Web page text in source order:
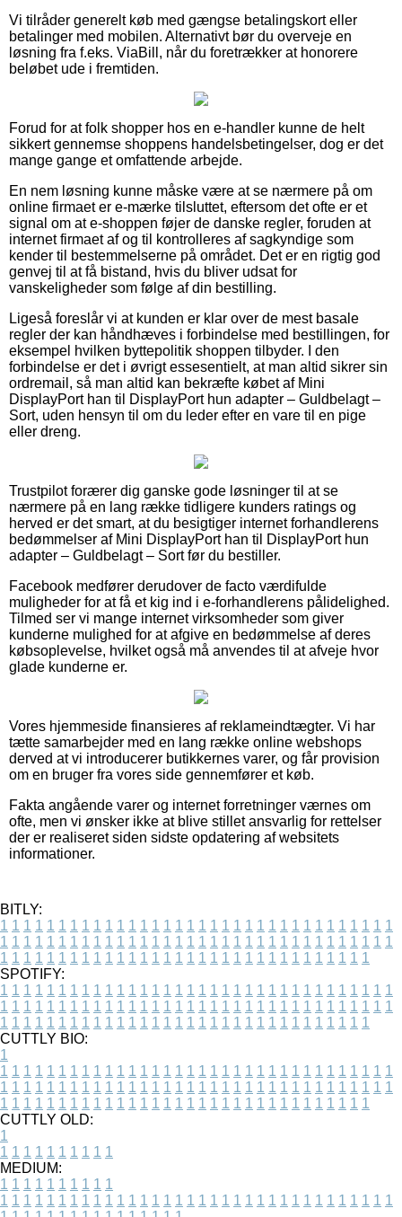
Vi tilråder generelt køb med gængse betalingskort eller
betalinger med mobilen. Alternativt bør du overveje en
løsning fra f.eks. ViaBill, når du foretrækker at honorere
beløbet ude i fremtiden.
Forud for at folk shopper hos en e-handler kunne de helt
sikkert gennemse shoppens handelsbetingelser, dog er det
mange gange et omfattende arbejde.
En nem løsning kunne måske være at se nærmere på om
online firmaet er e-mærke tilsluttet, eftersom det ofte er et
signal om at e-shoppen føjer de danske regler, foruden at
internet firmaet af og til kontrolleres af sagkyndige som
kender til bestemmelserne på området. Det er en rigtig god
genvej til at få bistand, hvis du bliver udsat for
vanskeligheder som følge af din bestilling.
Ligeså foreslår vi at kunden er klar over de mest basale
regler der kan håndhæves i forbindelse med bestillingen, for
eksempel hvilken byttepolitik shoppen tilbyder. I den
forbindelse er det i øvrigt essesentielt, at man altid sikrer sin
ordremail, så man altid kan bekræfte købet af Mini
DisplayPort han til DisplayPort hun adapter – Guldbelagt –
Sort, uden hensyn til om du leder efter en vare til en pige
eller dreng.
Trustpilot forærer dig ganske gode løsninger til at se
nærmere på en lang række tidligere kunders ratings og
herved er det smart, at du besigtiger internet forhandlerens
bedømmelser af Mini DisplayPort han til DisplayPort hun
adapter – Guldbelagt – Sort før du bestiller.
Facebook medfører derudover de facto værdifulde
muligheder for at få et kig ind i e-forhandlerens pålidelighed.
Tilmed ser vi mange internet virksomheder som giver
kunderne mulighed for at afgive en bedømmelse af deres
købsoplevelse, hvilket også må anvendes til at afveje hvor
glade kunderne er.
Vores hjemmeside finansieres af reklameindtægter. Vi har
tætte samarbejder med en lang række online webshops
derved at vi introducerer butikkernes varer, og får provision
om en bruger fra vores side gennemfører et køb.
Fakta angående varer og internet forretninger værnes om
ofte, men vi ønsker ikke at blive stillet ansvarlig for rettelser
der er realiseret siden sidste opdatering af websitets
informationer.
BITLY:
1 1 1 1 1 1 1 1 1 1 1 1 1 1 1 1 1 1 1 1 1 1 1 1 1 1 1 1 1 1 1 1 1 1
1 1 1 1 1 1 1 1 1 1 1 1 1 1 1 1 1 1 1 1 1 1 1 1 1 1 1 1 1 1 1 1 1 1
1 1 1 1 1 1 1 1 1 1 1 1 1 1 1 1 1 1 1 1 1 1 1 1 1 1 1 1 1 1 1 1
SPOTIFY:
1 1 1 1 1 1 1 1 1 1 1 1 1 1 1 1 1 1 1 1 1 1 1 1 1 1 1 1 1 1 1 1 1 1
1 1 1 1 1 1 1 1 1 1 1 1 1 1 1 1 1 1 1 1 1 1 1 1 1 1 1 1 1 1 1 1 1 1
1 1 1 1 1 1 1 1 1 1 1 1 1 1 1 1 1 1 1 1 1 1 1 1 1 1 1 1 1 1 1 1
CUTTLY BIO:
1
1 1 1 1 1 1 1 1 1 1 1 1 1 1 1 1 1 1 1 1 1 1 1 1 1 1 1 1 1 1 1 1 1 1
1 1 1 1 1 1 1 1 1 1 1 1 1 1 1 1 1 1 1 1 1 1 1 1 1 1 1 1 1 1 1 1 1 1
1 1 1 1 1 1 1 1 1 1 1 1 1 1 1 1 1 1 1 1 1 1 1 1 1 1 1 1 1 1 1 1
CUTTLY OLD:
1
1 1 1 1 1 1 1 1 1 1
MEDIUM:
1 1 1 1 1 1 1 1 1 1
1 1 1 1 1 1 1 1 1 1 1 1 1 1 1 1 1 1 1 1 1 1 1 1 1 1 1 1 1 1 1 1 1 1